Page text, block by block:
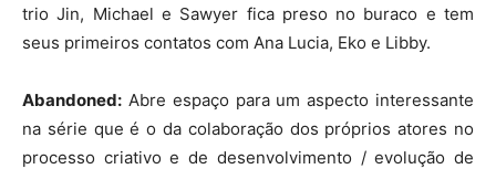
trio Jin, Michael e Sawyer fica preso no buraco e tem
seus primeiros contatos com Ana Lucia, Eko e Libby.
Abandoned: Abre espaço para um aspecto interessante
na série que é o da colaboração dos próprios atores no
processo criativo e de desenvolvimento / evolução de